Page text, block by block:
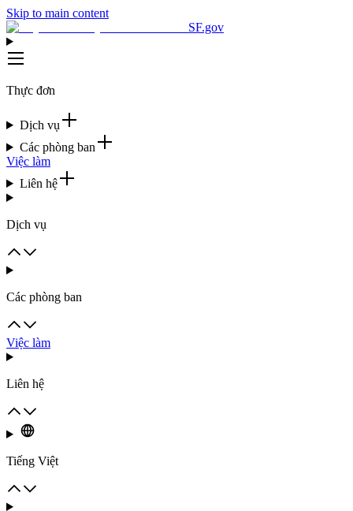
Skip to main content
SF.gov
Thực đơn
Dịch vụ
Các phòng ban
Việc làm
Liên hệ
Dịch vụ
Các phòng ban
Việc làm
Liên hệ
Tiếng Việt